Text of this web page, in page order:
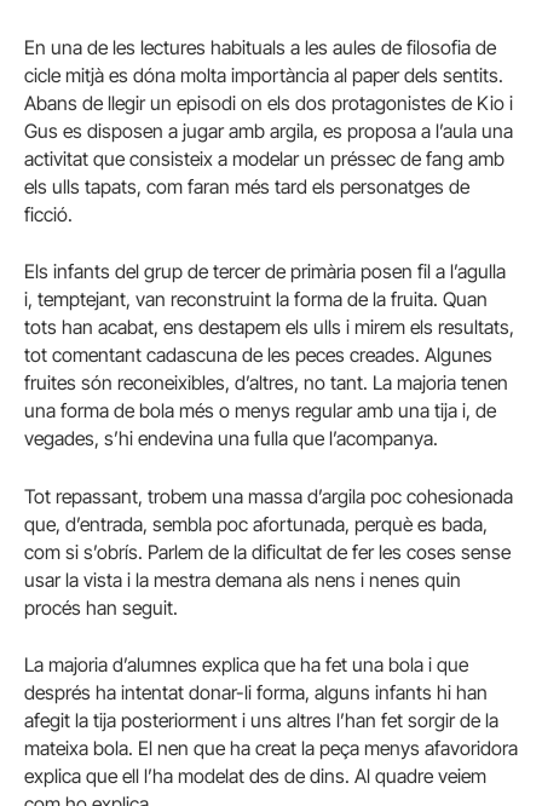
En una de les lectures habituals a les aules de filosofia de
cicle mitjà es dóna molta importància al paper dels sentits.
Abans de llegir un episodi on els dos protagonistes de Kio i
Gus es disposen a jugar amb argila, es proposa a l’aula una
activitat que consisteix a modelar un préssec de fang amb
els ulls tapats, com faran més tard els personatges de
ficció.
Els infants del grup de tercer de primària posen fil a l’agulla
i, temptejant, van reconstruint la forma de la fruita. Quan
tots han acabat, ens destapem els ulls i mirem els resultats,
tot comentant cadascuna de les peces creades. Algunes
fruites són reconeixibles, d’altres, no tant. La majoria tenen
una forma de bola més o menys regular amb una tija i, de
vegades, s’hi endevina una fulla que l’acompanya.
Tot repassant, trobem una massa d’argila poc cohesionada
que, d’entrada, sembla poc afortunada, perquè es bada,
com si s’obrís. Parlem de la dificultat de fer les coses sense
usar la vista i la mestra demana als nens i nenes quin
procés han seguit.
La majoria d’alumnes explica que ha fet una bola i que
després ha intentat donar-li forma, alguns infants hi han
afegit la tija posteriorment i uns altres l’han fet sorgir de la
mateixa bola. El nen que ha creat la peça menys afavoridora
explica que ell l’ha modelat des de dins. Al quadre veiem